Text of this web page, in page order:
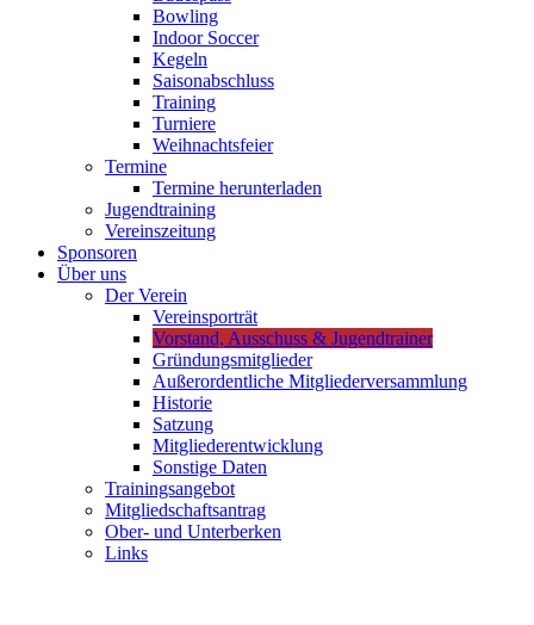
Bowling
Indoor Soccer
Kegeln
Saisonabschluss
Training
Turniere
Weihnachtsfeier
Termine
Termine herunterladen
Jugendtraining
Vereinszeitung
Sponsoren
Über uns
Der Verein
Vereinsporträt
Vorstand, Ausschuss & Jugendtrainer
Gründungsmitglieder
Außerordentliche Mitgliederversammlung
Historie
Satzung
Mitgliederentwicklung
Sonstige Daten
Trainingsangebot
Mitgliedschaftsantrag
Ober- und Unterberken
Links